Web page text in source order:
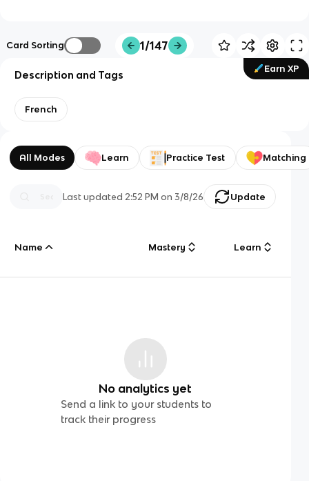
Card Sorting 1/147
Earn XP
Description and Tags
French
All Modes Learn Practice Test Matching
Last updated 2:52 PM on 3/8/26 Update
Name Mastery Learn
No analytics yet
Send a link to your students to
track their progress